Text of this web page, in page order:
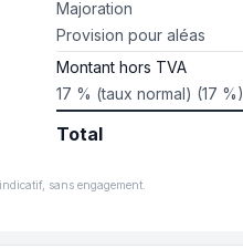
Majoration
Provision pour aléas
Montant hors TVA
17 % (taux normal) (17 %)
Total
sans engagement.